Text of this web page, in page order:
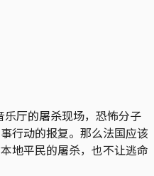
厅的屠杀现场，恐怖分子
行动的报复。那么法国应该
地平民的屠杀，也不让逃命